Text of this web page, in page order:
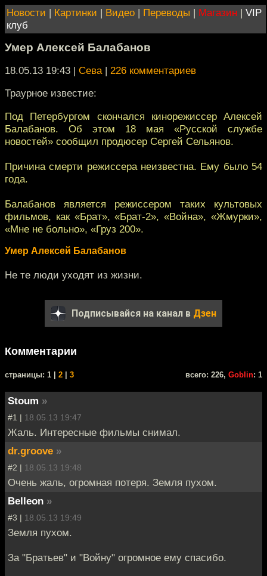
Новости | Картинки | Видео | Переводы | Магазин | VIP
клуб
Умер Алексей Балабанов
18.05.13 19:43 | Сева| 226 комментариев
Траурное известие:
Под Петербургом скончался кинорежиссер Алексей
Балабанов. Об этом 18 мая «Русской службе
новостей» сообщил продюсер Сергей Сельянов.
Причина смерти режиссера неизвестна. Ему было 54
года.
Балабанов является режиссером таких культовых
фильмов, как «Брат», «Брат-2», «Война», «Жмурки»,
«Мне не больно», «Груз 200».
Умер Алексей Балабанов
Не те люди уходят из жизни.
Подписывайся на канал в Дзен
Комментарии
cтраницы: 1 | 2 3 всего: 226, Goblin: 1
Stoum »
#1 | 18.05.13 19:47
Жаль. Интересные фильмы снимал.
dr.groove »
#2 | 18.05.13 19:48
Очень жаль, огромная потеря. Земля пухом.
Belleon »
#3 | 18.05.13 19:49
Земля пухом.
За "Братьев" и "Войну" огромное ему спасибо.